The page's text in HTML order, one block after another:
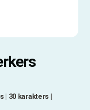
| 30 karakters |